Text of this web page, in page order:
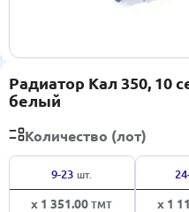
Радиатор Кал 350, 10
белый
Количество (лот)
9-23 шт.
x 1 351.00ТМТ x 1